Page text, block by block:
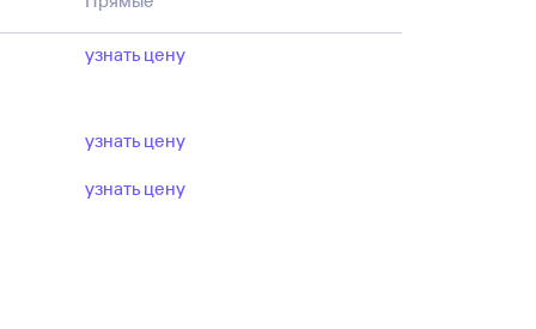
узнать цену
узнать цену
узнать цену